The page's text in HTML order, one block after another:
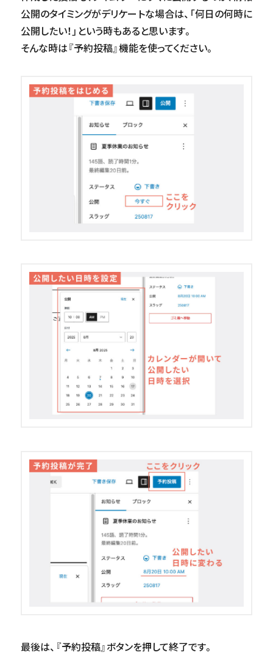
公開のタイミングがデリケートな場合は、「何日の何時に
公開したい！」という時もあると思います。
そんな時は『予約投稿』機能を使ってください。
最後は、『予約投稿』ボタンを押して終了です。